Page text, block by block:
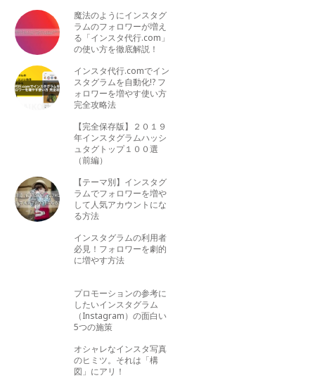
魔法のようにインスタグ
ラムのフォロワーが増え
る「インスタ代行.com」
の使い方を徹底解説！
インスタ代行.comでイン
スタグラムを自動化!? フ
ォロワーを増やす使い方
完全攻略法
【完全保存版】２０１９
年インスタグラムハッシ
ュタグトップ１００選
（前編）
【テーマ別】インスタグ
ラムでフォロワーを増や
して人気アカウントにな
る方法
インスタグラムの利用者
必見！フォロワーを劇的
に増やす方法
プロモーションの参考に
したいインスタグラム
（Instagram）の面白い
5つの施策
オシャレなインスタ写真
のヒミツ。それは「構
図」にアリ！